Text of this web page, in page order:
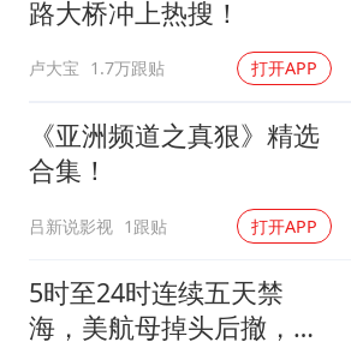
路大桥冲上热搜！
卢大宝 1.7万跟贴 打开APP
《亚洲频道之真狠》精选
合集！
吕新说影视 1跟贴 打开APP
5时至24时连续五天禁
海，美航母掉头后撤，黄